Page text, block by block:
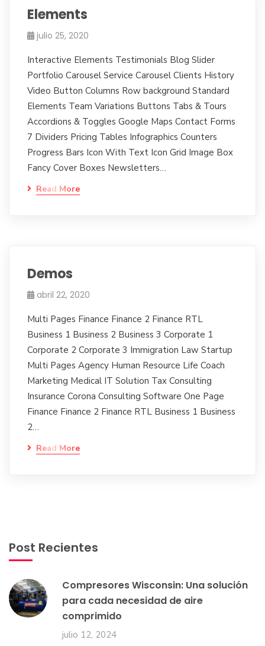
Elements
julio 25, 2020
Interactive Elements Testimonials Blog Slider
Portfolio Carousel Service Carousel Clients History
Video Button Columns Row background Standard
Elements Team Variations Buttons Tabs & Tours
Accordions & Toggles Google Maps Contact Forms
7 Dividers Pricing Tables Infographics Counters
Progress Bars Icon With Text Icon Grid Image Box
Fancy Cover Boxes Newsletters…
Read More
Demos
abril 22, 2020
Multi Pages Finance Finance 2 Finance RTL
Business 1 Business 2 Business 3 Corporate 1
Corporate 2 Corporate 3 Immigration Law Startup
Multi Pages Agency Human Resource Life Coach
Marketing Medical IT Solution Tax Consulting
Insurance Corona Consulting Software One Page
Finance Finance 2 Finance RTL Business 1 Business
2…
Read More
Post Recientes
Compresores Wisconsin: Una solución
para cada necesidad de aire
comprimido
julio 12, 2024